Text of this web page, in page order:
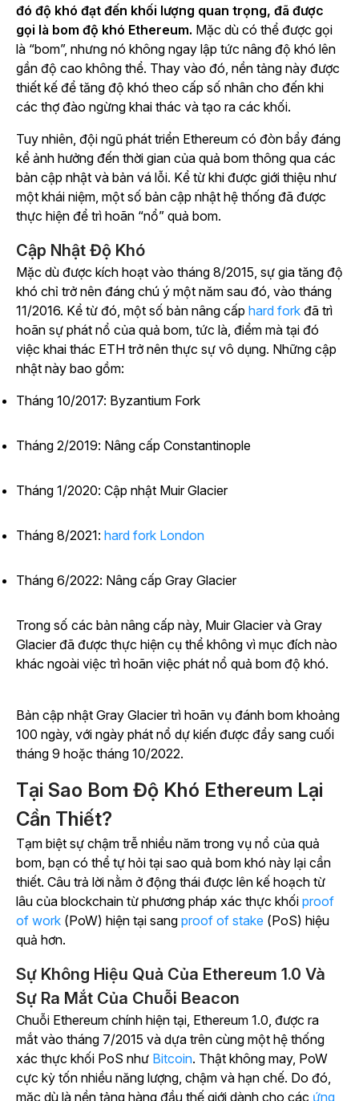
đó độ khó đạt đến khối lượng quan trọng, đã được
gọi là bom độ khó Ethereum. Mặc dù có thể được gọi
là “bom”, nhưng nó không ngay lập tức nâng độ khó lên
gần độ cao không thể. Thay vào đó, nền tảng này được
thiết kế để tăng độ khó theo cấp số nhân cho đến khi
các thợ đào ngừng khai thác và tạo ra các khối.
Tuy nhiên, đội ngũ phát triển Ethereum có đòn bẩy đáng
kể ảnh hưởng đến thời gian của quả bom thông qua các
bản cập nhật và bản vá lỗi. Kể từ khi được giới thiệu như
một khái niệm, một số bản cập nhật hệ thống đã được
thực hiện để trì hoãn “nổ” quả bom.
Cập Nhật Độ Khó
Mặc dù được kích hoạt vào tháng 8/2015, sự gia tăng độ
khó chỉ trở nên đáng chú ý một năm sau đó, vào tháng
11/2016. Kể từ đó, một số bản nâng cấp hard fork đã trì
hoãn sự phát nổ của quả bom, tức là, điểm mà tại đó
việc khai thác ETH trở nên thực sự vô dụng. Những cập
nhật này bao gồm:
Tháng 10/2017: Byzantium Fork
Tháng 2/2019: Nâng cấp Constantinople
Tháng 1/2020: Cập nhật Muir Glacier
Tháng 8/2021: hard fork London
Tháng 6/2022: Nâng cấp Gray Glacier
Trong số các bản nâng cấp này, Muir Glacier và Gray
Glacier đã được thực hiện cụ thể không vì mục đích nào
khác ngoài việc trì hoãn việc phát nổ quả bom độ khó.
Bản cập nhật Gray Glacier trì hoãn vụ đánh bom khoảng
100 ngày, với ngày phát nổ dự kiến được đẩy sang cuối
tháng 9 hoặc tháng 10/2022.
Tại Sao Bom Độ Khó Ethereum Lại
Cần Thiết?
Tạm biệt sự chậm trễ nhiều năm trong vụ nổ của quả
bom, bạn có thể tự hỏi tại sao quả bom khó này lại cần
thiết. Câu trả lời nằm ở động thái được lên kế hoạch từ
lâu của blockchain từ phương pháp xác thực khối proof
of work (PoW) hiện tại sang proof of stake (PoS) hiệu
quả hơn.
Sự Không Hiệu Quả Của Ethereum 1.0 Và
Sự Ra Mắt Của Chuỗi Beacon
Chuỗi Ethereum chính hiện tại, Ethereum 1.0, được ra
mắt vào tháng 7/2015 và dựa trên cùng một hệ thống
xác thực khối PoS như Bitcoin. Thật không may, PoW
cực kỳ tốn nhiều năng lượng, chậm và hạn chế. Do đó,
mặc dù là nền tảng hàng đầu thế giới dành cho các ứng